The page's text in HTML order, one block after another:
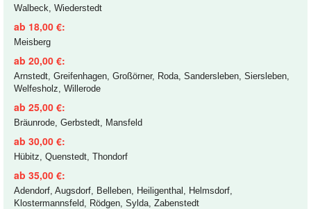
Walbeck, Wiederstedt
ab 18,00 €:
Meisberg
ab 20,00 €:
Arnstedt, Greifenhagen, Großörner, Roda, Sandersleben, Siersleben,
Welfesholz, Willerode
ab 25,00 €:
Bräunrode, Gerbstedt, Mansfeld
ab 30,00 €:
Hübitz, Quenstedt, Thondorf
ab 35,00 €:
Adendorf, Augsdorf, Belleben, Heiligenthal, Helmsdorf,
Klostermannsfeld, Rödgen, Sylda, Zabenstedt